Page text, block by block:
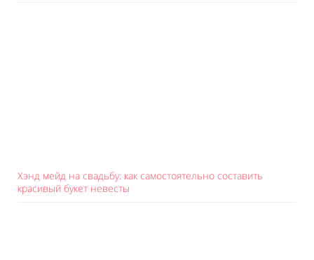
Хэнд мейд на свадьбу: как самостоятельно составить
красивый букет невесты